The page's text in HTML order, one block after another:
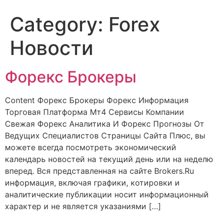
Category: Forex
Новости
Форекс Брокеры
Content Форекс Брокеры Форекс Информация
Торговая Платформа Мт4 Сервисы Компании
Свежая Форекс Аналитика И Форекс Прогнозы От
Ведущих Специалистов Страницы Сайта Плюс, вы
можете всегда посмотреть экономический
календарь новостей на текущий день или на неделю
вперед. Вся представленная на сайте Brokers.Ru
информация, включая графики, котировки и
аналитические публикации носит информационный
характер и не является указаниями […]